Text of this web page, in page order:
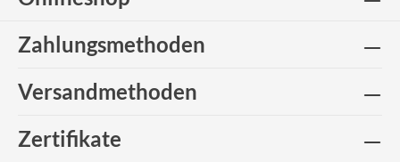
Zahlungsmethoden
Versandmethoden
Zertifikate